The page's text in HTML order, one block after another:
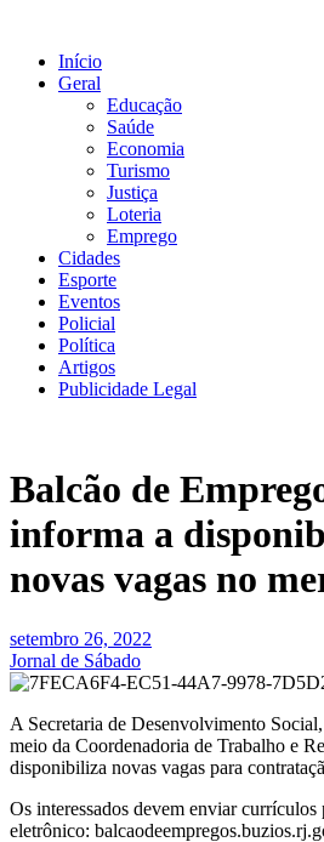
conteúdo
Início
Geral
Educação
Saúde
Economia
Turismo
Justiça
Loteria
Emprego
Cidades
Esporte
Eventos
Policial
Política
Artigos
Publicidade Legal
Balcão de
informa a
novas vagas no
setembro 26, 2022
Jornal de Sábado
A Secretaria de Desenvolvimento
meio da Coordenadoria de Trabalho e
disponibiliza novas vagas para
Os interessados devem enviar currículos
eletrônico: